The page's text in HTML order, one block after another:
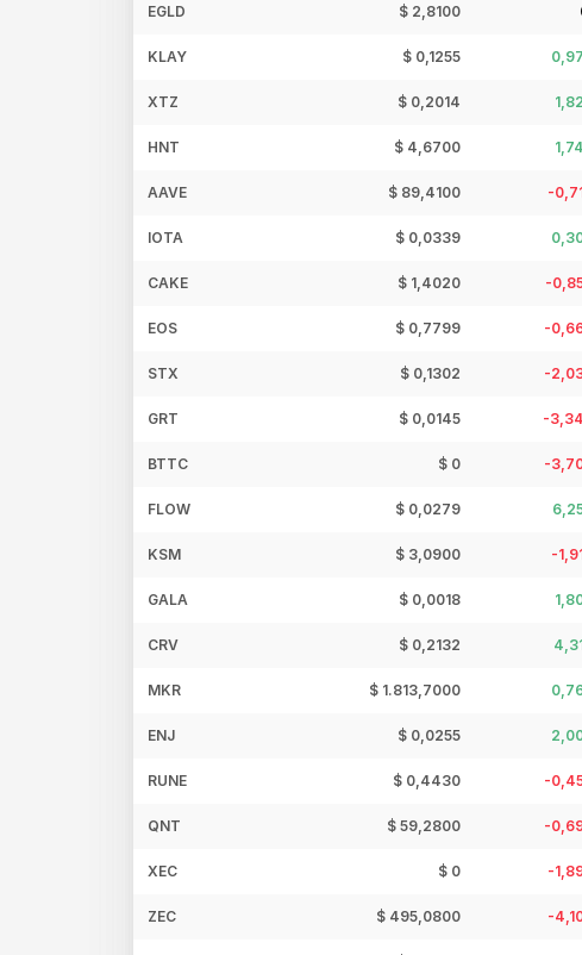
EGLD $ 2,8100
KLAY $ 0,1255
XTZ $ 0,2014
HNT $ 4,6700
AAVE $ 89,4100 -
IOTA $ 0,0339
CAKE $ 1,4020 -
EOS $ 0,7799 -
STX $ 0,1302 -
GRT $ 0,0145 -
BTTC $ 0 -
FLOW $ 0,0279
KSM $ 3,0900 -
GALA $ 0,0018
CRV $ 0,2132
MKR $ 1.813,7000
ENJ $ 0,0255
RUNE $ 0,4430 -
QNT $ 59,2800 -
XEC $ 0 -
ZEC $ 495,0800 -